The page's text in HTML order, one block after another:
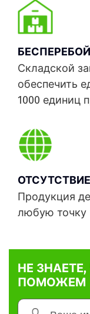
Складской
обеспечить
1000 единиц
Продукция
любую точку
НЕ
ПОМОЖЕМ